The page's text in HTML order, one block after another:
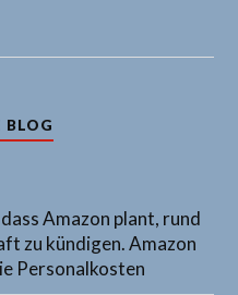
BLOG
Amazon plant, rund
zu kündigen. Amazon
Personalkosten